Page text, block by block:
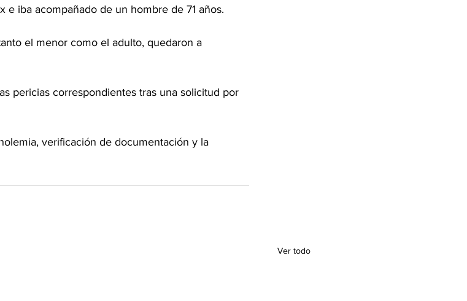
iba acompañado de un hombre de 71 años.
el menor como el adulto, quedaron a
pericias correspondientes tras una solicitud por
verificación de documentación y la
Ver todo